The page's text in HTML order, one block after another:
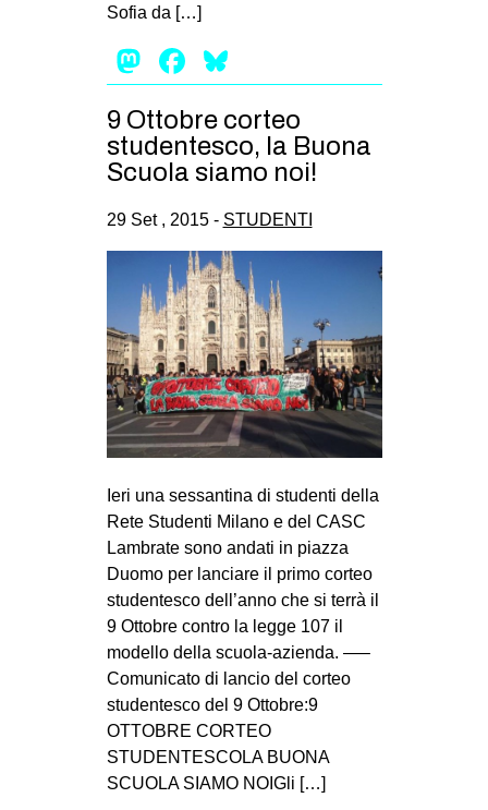
REPRESSIONE
STUDENTI
ARTE
CINEMA
MANIFESTI
MUSICA
RECENSIONI
INTERNAZIONALE
AFRICA
AMERICHE
ESTREMO ORIENTE
MEDIO ORIENTE
MONDO
EVENTI
in
Fb
tw
bsky
Sofia da […]
Mastodon
Facebook
9 Ottobre corteo
studentesco, la Buona
Scuola siamo noi!
29 Set , 2015 - STUDENTI
Ieri una sessantina di studenti della
Rete Studenti Milano e del CASC
Lambrate sono andati in piazza
Duomo per lanciare il primo corteo
studentesco dell’anno che si terrà il
9 Ottobre contro la legge 107 il
modello della scuola-azienda. —–
Comunicato di lancio del corteo
studentesco del 9 Ottobre:9
OTTOBRE CORTEO
STUDENTESCOLA BUONA
SCUOLA SIAMO NOIGli […]